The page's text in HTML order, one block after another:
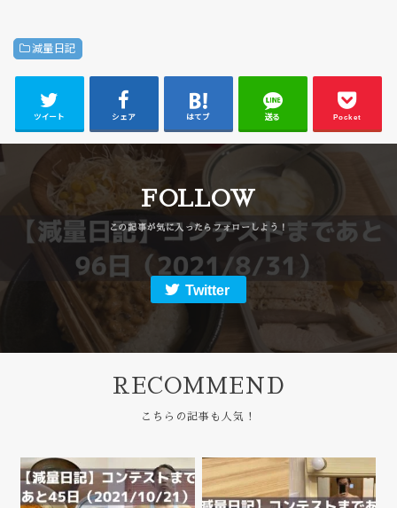
減量日記
ツイート シェア はてブ 送る Pocket
FOLLOW
Twitter
RECOMMEND